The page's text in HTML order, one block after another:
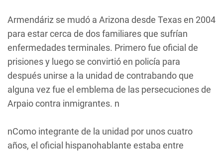
Armendáriz se mudó a Arizona desde Texas en 2004
para estar cerca de dos familiares que sufrían
enfermedades terminales. Primero fue oficial de
prisiones y luego se convirtió en policía para
después unirse a la unidad de contrabando que
alguna vez fue el emblema de las persecuciones de
Arpaio contra inmigrantes. n
nComo integrante de la unidad por unos cuatro
años, el oficial hispanohablante estaba entre